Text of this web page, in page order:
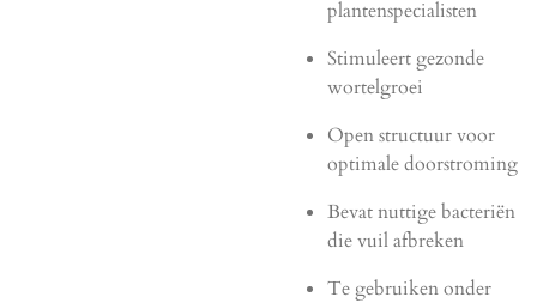
plantenspecialisten
Stimuleert gezonde
wortelgroei
Open structuur voor
optimale doorstroming
Bevat nuttige bacteriën
die vuil afbreken
Te gebruiken onder